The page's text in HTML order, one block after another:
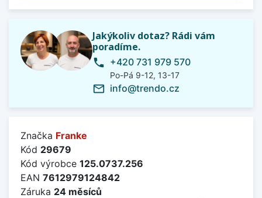
Jakýkoliv dotaz? Rádi vám
poradíme.
phone +420 731 979 570
Po-Pá 9-12, 13-17
mail_outline info@trendo.cz
Značka Franke
Kód 29679
Kód výrobce 125.0737.256
EAN 7612979124842
Záruka 24 měsíců